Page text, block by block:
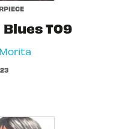
T09